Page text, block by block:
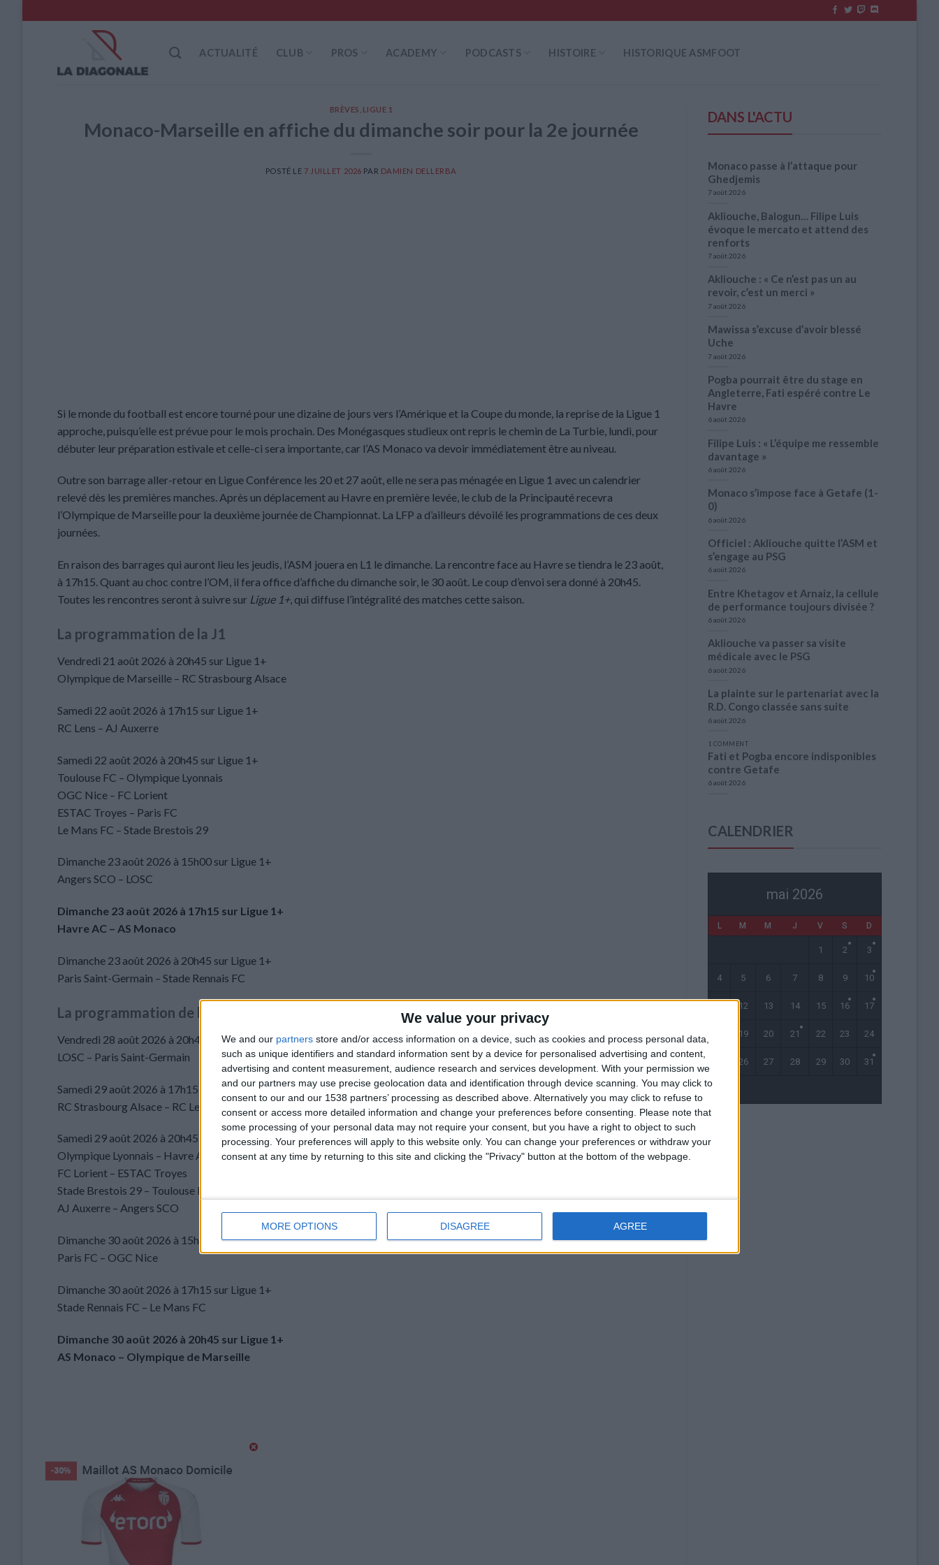
We value your privacy
We and our partners store and/or access information on a device, such as cookies and process personal data,
such as unique identifiers and standard information sent by a device for personalised advertising and content,
advertising and content measurement, audience research and services development. With your permission we
and our partners may use precise geolocation data and identification through device scanning. You may click to
consent to our and our 1538 partners’ processing as described above. Alternatively you may click to refuse to
consent or access more detailed information and change your preferences before consenting.
Please note that
some processing of your personal data may not require your consent, but you have a right to object to such
processing. Your preferences will apply to this website only. You can change your preferences or withdraw your
consent at any time by returning to this site and clicking the "Privacy" button at the bottom of the webpage.
MORE OPTIONS DISAGREE AGREE
to
ACTUALITÉ CLUB PROS ACADEMY PODCASTS HISTOIRE HISTORIQUE ASMFOOT
BRÈVES LIGUE 1
Monaco-Marseille en affiche du dimanche soir pour la 2e journée
POSTÉ LE 7 JUILLET 2026 PAR DAMIEN DELLERBA
Si le monde du football est encore tourné pour une dizaine de jours vers l’Amérique et la Coupe du monde, la reprise de la Ligue 1
approche, puisqu’elle est prévue pour le mois prochain. Des Monégasques studieux ont repris le chemin de La Turbie, lundi, pour
débuter leur préparation estivale et celle-ci sera importante, car l’AS Monaco va devoir immédiatement être au niveau.
Outre son barrage aller-retour en Ligue Conférence les 20 et 27 août, elle ne sera pas ménagée en Ligue 1 avec un calendrier
relevé dès les premières manches. Après un déplacement au Havre en première levée, le club de la Principauté recevra
l’Olympique de Marseille pour la deuxième journée de Championnat. La LFP a d’ailleurs dévoilé les programmations de ces deux
journées.
En raison des barrages qui auront lieu les jeudis, l’ASM jouera en L1 le dimanche. La rencontre face au Havre se tiendra le 23 août,
à 17h15. Quant au choc contre l’OM, il fera office d’affiche du dimanche soir, le 30 août. Le coup d’envoi sera donné à 20h45.
Toutes les rencontres seront à suivre sur Ligue 1+, qui diffuse l’intégralité des matches cette saison.
La programmation de la J1
Vendredi 21 août 2026 à 20h45 sur Ligue 1+
Olympique de Marseille – RC Strasbourg Alsace
Samedi 22 août 2026 à 17h15 sur Ligue 1+
RC Lens – AJ Auxerre
Samedi 22 août 2026 à 20h45 sur Ligue 1+
Toulouse FC – Olympique Lyonnais
OGC Nice – FC Lorient
ESTAC Troyes – Paris FC
Le Mans FC – Stade Brestois 29
Dimanche 23 août 2026 à 15h00 sur Ligue 1+
Angers SCO – LOSC
Dimanche 23 août 2026 à 17h15 sur Ligue 1+
Havre AC – AS Monaco
Dimanche 23 août 2026 à 20h45 sur Ligue 1+
Paris Saint-Germain – Stade Rennais FC
La programmation de la J2
Vendredi 28 août 2026 à 20h45 sur Ligue 1+
LOSC – Paris Saint-Germain
Samedi 29 août 2026 à 17h15 sur Ligue 1+
RC Strasbourg Alsace – RC Lens
Samedi 29 août 2026 à 20h45 sur Ligue 1+
Olympique Lyonnais – Havre AC
FC Lorient – ESTAC Troyes
Stade Brestois 29 – Toulouse FC
AJ Auxerre – Angers SCO
Dimanche 30 août 2026 à 15h00 sur Ligue 1+
Paris FC – OGC Nice
Dimanche 30 août 2026 à 17h15 sur Ligue 1+
Stade Rennais FC – Le Mans FC
Dimanche 30 août 2026 à 20h45 sur Ligue 1+
AS Monaco – Olympique de Marseille
DANS L'ACTU
Monaco passe à l’attaque pour
Ghedjemis
7 août 2026
Akliouche, Balogun… Filipe Luis
évoque le mercato et attend des
renforts
7 août 2026
Akliouche : « Ce n’est pas un au
revoir, c’est un merci »
7 août 2026
Mawissa s’excuse d’avoir blessé
Uche
7 août 2026
Pogba pourrait être du stage en
Angleterre, Fati espéré contre Le
Havre
6 août 2026
Filipe Luis : « L’équipe me ressemble
davantage »
6 août 2026
Monaco s’impose face à Getafe (1-
0)
6 août 2026
Officiel : Akliouche quitte l’ASM et
s’engage au PSG
6 août 2026
Entre Khetagov et Arnaiz, la cellule
de performance toujours divisée ?
6 août 2026
Akliouche va passer sa visite
médicale avec le PSG
6 août 2026
La plainte sur le partenariat avec la
R.D. Congo classée sans suite
6 août 2026
1 COMMENT
Fati et Pogba encore indisponibles
contre Getafe
6 août 2026
CALENDRIER
mai 2026
L M M J V S D
1 2 3
4 5 6 7 8 9 10
12 13 14 15 16 17
19 20 21 22 23 24
26 27 28 29 30 31